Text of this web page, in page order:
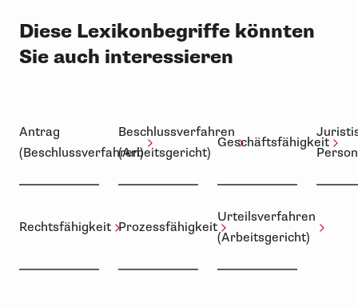
Diese Lexikonbegriffe könnten
Sie auch interessieren
Antrag
(Beschlussverfahren)
Beschlussverfahren
(Arbeitsgericht)
Geschäftsfähigkeit
Person
Rechtsfähigkeit Prozessfähigkeit
Urteilsverfahren
(Arbeitsgericht)